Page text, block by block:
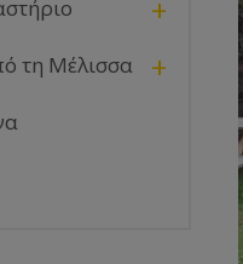
+
τη Μέλισσα +